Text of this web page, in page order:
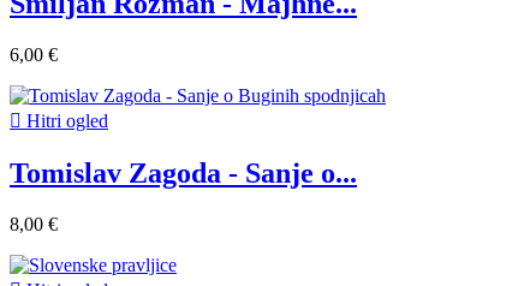
6,00 €
 Hitri ogled
Tomislav Zagoda - Sanje o...
8,00 €